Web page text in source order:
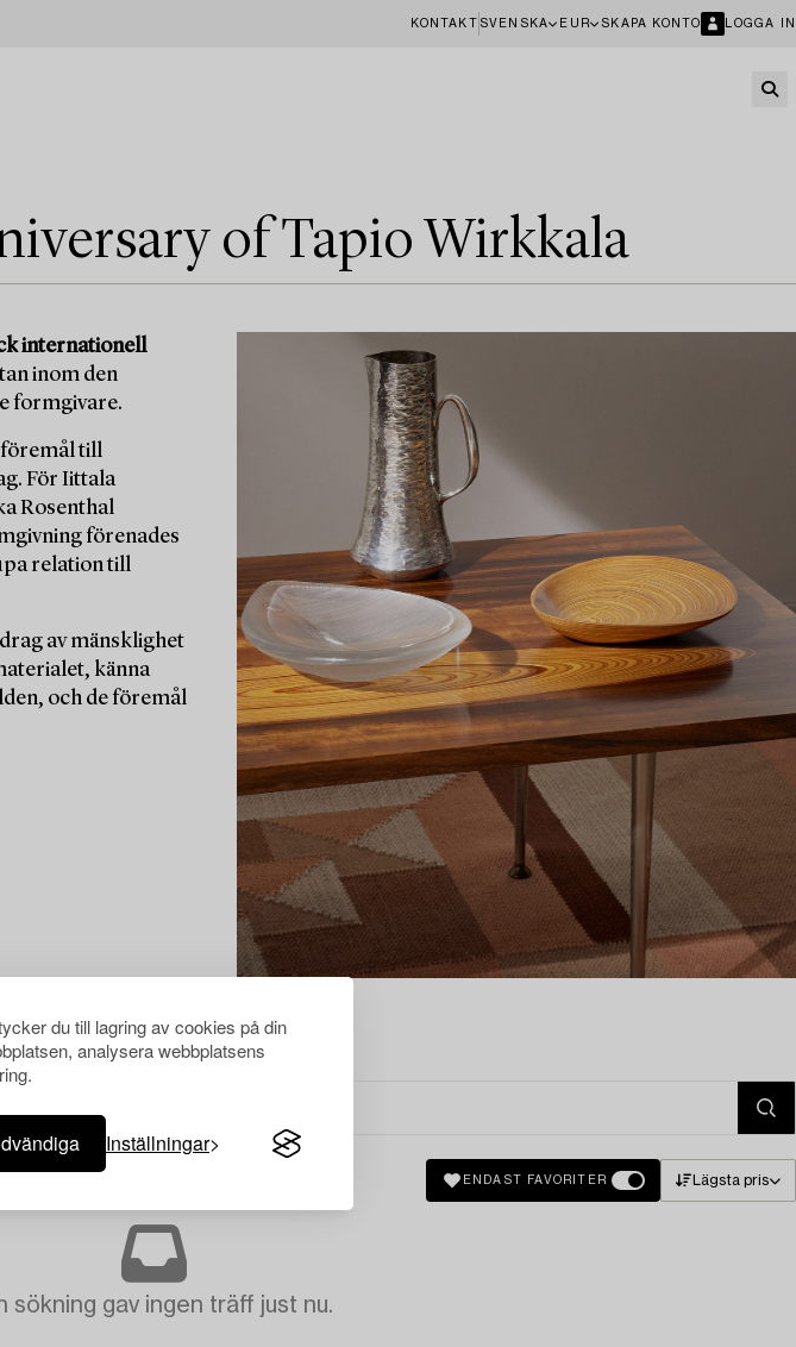
du till lagring av cookies på din
analysera webbplatsens
Inställningar
KONTAKT SVENSKA EUR SKAPA KONTO LOGGA IN
of Tapio Wirkkala
internationell
inom den
formgivare.
till
För Iittala
Rosenthal
förenades
relation till
av mänsklighet
känna
och de föremål
ENDAST FAVORITER Lägsta pris
sökning gav ingen träff just nu.